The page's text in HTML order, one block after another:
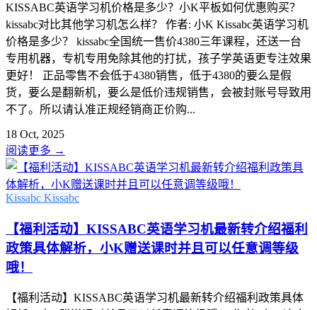
KISSABC英语学习机价格是多少？小K平板如何优惠购买？
kissabc对比其他学习机怎么样？ 作者: 小K Kissabc英语学习机
价格是多少？ kissabc全国统一售价4380三年课程，还送一台
专用机器，专机专用免除其他的打扰，孩子学英语更专注效果
更好！ 正品零售不会低于4380销售，低于4380的要么是假
货，要么是翻新机，要么是低价违规销售，会被封账号导致用
不了。所以请认准正规经销商正价购...
18 Oct, 2025
阅读更多 →
Kissabc Kissabc
【福利活动】KISSABC英语学习机最新转介绍福利
政策具体解析，小K赠送课时并且可以任意调等级
哦！
【福利活动】KISSABC英语学习机最新转介绍福利政策具体